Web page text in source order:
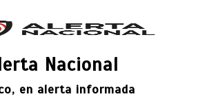
Nacional
en alerta informada